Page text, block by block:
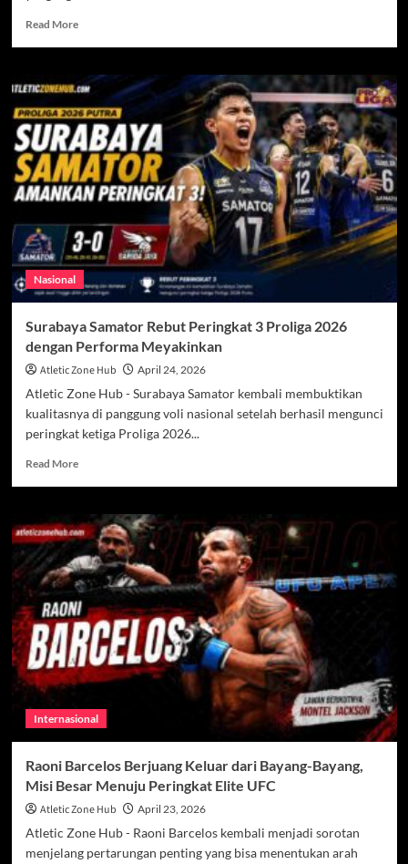
Read MoreRead
FEDERASI
Bulu
Tangkis
Dunia
Setujui
Perubahan
Sistem
Skor
Nasional
Surabaya Samator Rebut Peringkat 3 Proliga 2026
dengan Performa Meyakinkan
Atletic Zone Hub April 24, 2026
Atletic Zone Hub - Surabaya Samator kembali membuktikan
kualitasnya di panggung voli nasional setelah berhasil mengunci
peringkat ketiga Proliga 2026...
Read MoreRead
Surabaya
Samator
Rebut
Peringkat
3
Proliga
2026
dengan
Performa
Meyakinkan
Internasional
Raoni Barcelos Berjuang Keluar dari Bayang-Bayang,
Misi Besar Menuju Peringkat Elite UFC
Atletic Zone Hub April 23, 2026
Atletic Zone Hub - Raoni Barcelos kembali menjadi sorotan
menjelang pertarungan penting yang bisa menentukan arah